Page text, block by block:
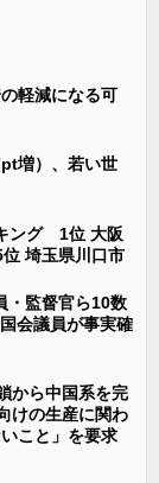
軽減になる可
増）、若い世
ング 1位 大阪
埼玉県川口市
監督官ら10数
会議員が事実確
から中国系を完
けの生産に関わ
こと」を要求